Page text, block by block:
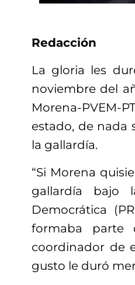
Redacción
La gloria les
noviembre del
Morena-
estado, de nada
la gallardía.
“Si Morena
gallardía bajo
Democrática
formaba parte
coordinador de
gusto le duró